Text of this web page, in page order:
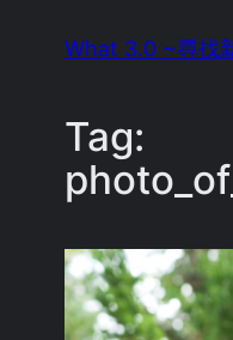
What 3.0 ~尋找
Tag: